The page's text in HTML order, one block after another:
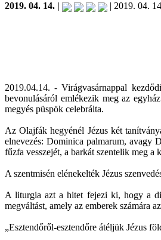
2019. 04. 14. | | 2019. 04.
2019.04.14. - Virágvasárnappal
bevonulásáról emlékezik meg az
megyés püspök celebrálta.
Az Olajfák hegyénél Jézus két
elnevezés: Dominica palmarum, avagy
fűzfa vesszejét, a barkát szentelik meg a
A szentmisén elénekelték Jézus
A liturgia azt a hitet fejezi ki, hogy a
megváltást, amely az emberek számára
„Esztendőről-esztendőre átéljük Jézus